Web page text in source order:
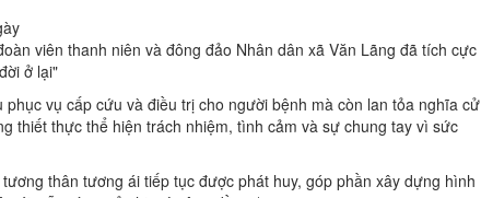
viên thanh niên và đông đảo Nhân dân xã Văn Lãng đã tích cực
ở lại"
vụ cấp cứu và điều trị cho người bệnh mà còn lan tỏa nghĩa cử
thiết thực thể hiện trách nhiệm, tình cảm và sự chung tay vì sức
thân tương ái tiếp tục được phát huy, góp phần xây dựng hình